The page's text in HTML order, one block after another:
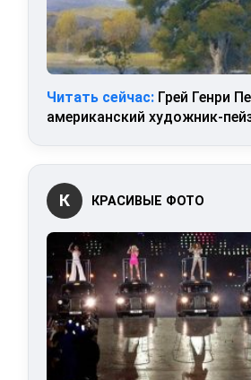
Читать сейчас: Грей Генри
американский художник-
К КРАСИВЫЕ ФОТО